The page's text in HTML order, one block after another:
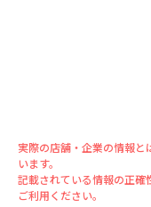
実際の店舗・企業の情報
います。
記載されている情報の正確
ご利用ください。